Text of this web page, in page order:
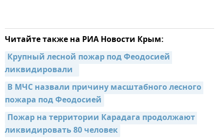
Читайте также на РИА Новости Крым:
Крупный лесной пожар под Феодосией
ликвидировали
В МЧС назвали причину масштабного лесного
пожара под Феодосией
Пожар на территории Карадага продолжают
ликвидировать 80 человек